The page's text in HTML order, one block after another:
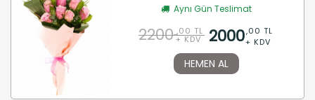
Aynı Gün Teslimat
2200 ,00 TL
+ KDV 2000,00 TL
+ KDV
HEMEN AL